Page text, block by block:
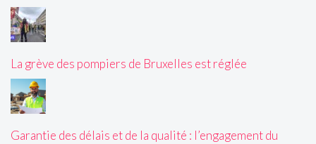
La grève des pompiers de Bruxelles est réglée
Garantie des délais et de la qualité : l’engagement du